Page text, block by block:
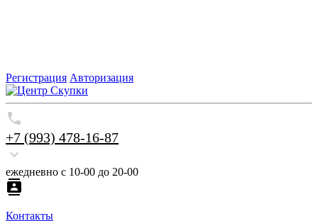
Регистрация Авторизация
+7 (993) 478-16-87
ежедневно с 10-00 до 20-00
Контакты